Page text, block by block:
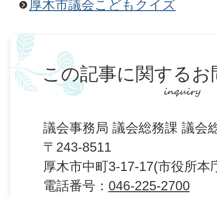
厚木市議会こどもクイズ
この記事に関するお
議会事務局 議会総務課 議会
〒243-8511
厚木市中町3-17-17(市役所本
電話番号： 046-225-2700